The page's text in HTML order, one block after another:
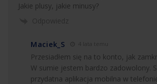
Jakie plusy, jakie minusy?
Maciek_S
Przesiadłem się na to konto, jak
W sumie jestem bardzo zadowolony.
przydatna aplikacja mobilna w